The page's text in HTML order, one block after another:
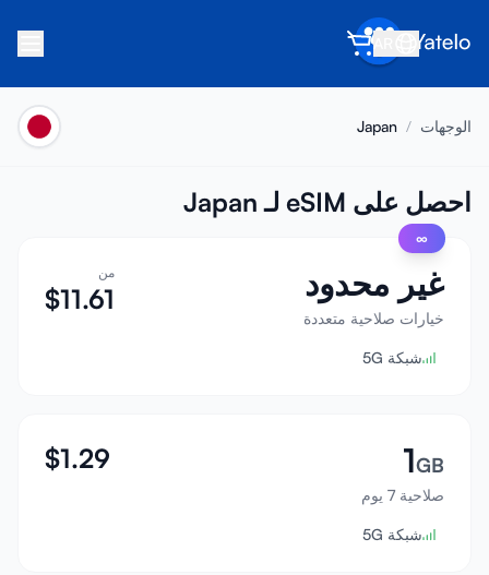
عن Yatelo
اكسب
أحل صديقاً
كن شريكاً
مركز المساعدة
توافق الأجهزة
تسجيل الدخول
الوجهات /
Japan
احصل على eSIM لـ Japan
∞
غير محدود
خيارات صلاحية متعددة
من
$11.61
شبكة 5G
1GB
صلاحية 7 يوم
$1.29
شبكة 5G